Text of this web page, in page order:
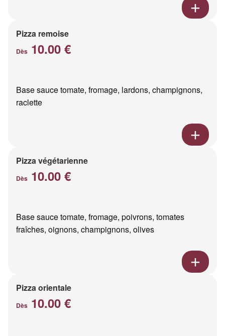
Pizza remoise
Dès 10.00 €
Base sauce tomate, fromage, lardons, champignons,
raclette
Pizza végétarienne
Dès 10.00 €
Base sauce tomate, fromage, poivrons, tomates
fraîches, oignons, champignons, olives
Pizza orientale
Dès 10.00 €